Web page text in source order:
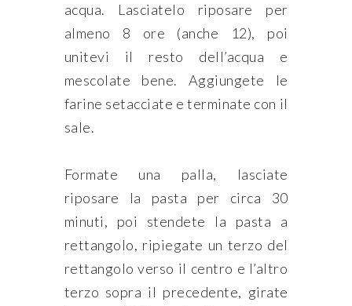
acqua. Lasciatelo riposare per
almeno 8 ore (anche 12), poi
unitevi il resto dell’acqua e
mescolate bene. Aggiungete le
farine setacciate e terminate con il
sale.
Formate una palla, lasciate
riposare la pasta per circa 30
minuti, poi stendete la pasta a
rettangolo, ripiegate un terzo del
rettangolo verso il centro e l’altro
terzo sopra il precedente, girate